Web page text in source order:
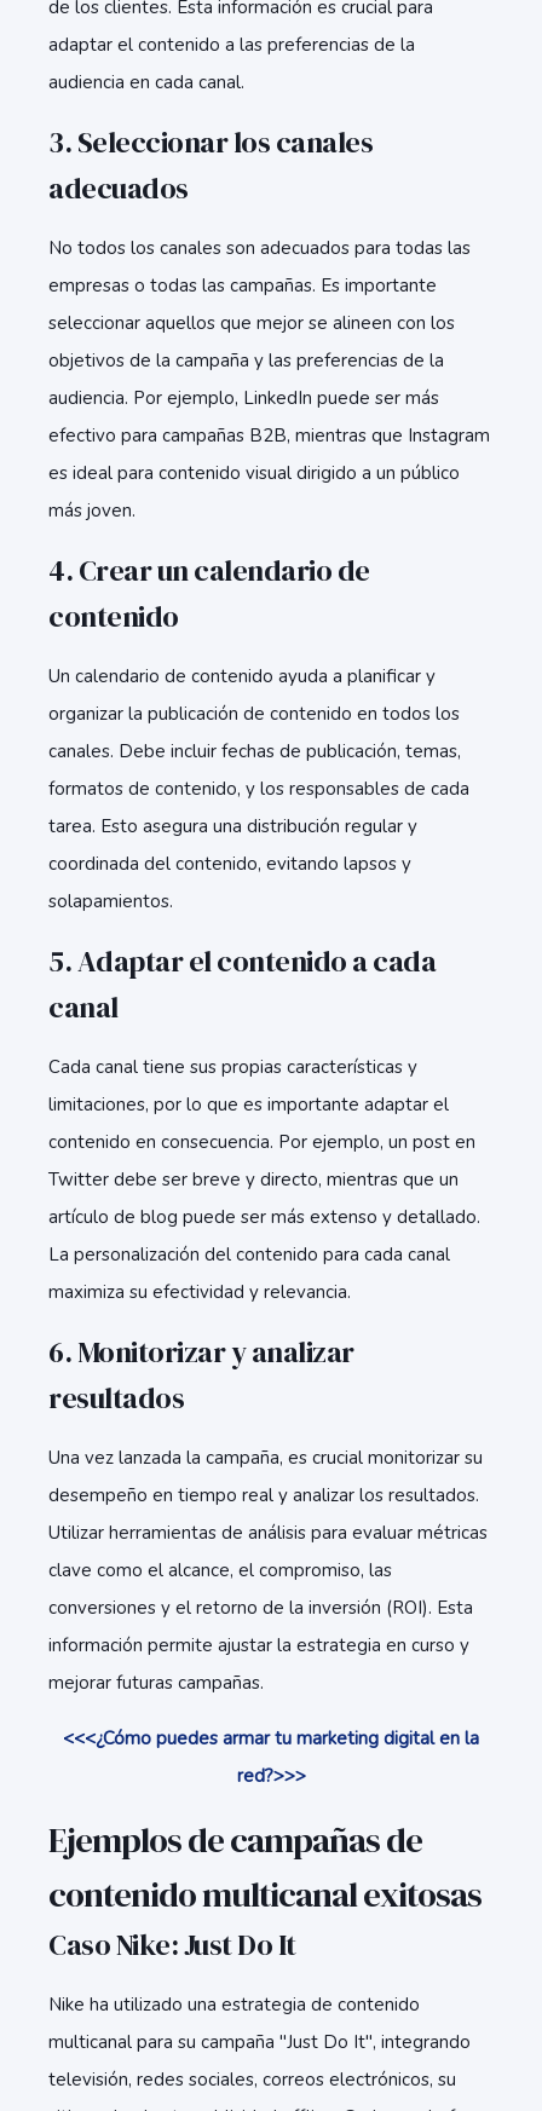
de los clientes. Esta información es crucial para
adaptar el contenido a las preferencias de la
audiencia en cada canal.
3. Seleccionar los canales
adecuados
No todos los canales son adecuados para todas las
empresas o todas las campañas. Es importante
seleccionar aquellos que mejor se alineen con los
objetivos de la campaña y las preferencias de la
audiencia. Por ejemplo, LinkedIn puede ser más
efectivo para campañas B2B, mientras que Instagram
es ideal para contenido visual dirigido a un público
más joven.
4. Crear un calendario de
contenido
Un calendario de contenido ayuda a planificar y
organizar la publicación de contenido en todos los
canales. Debe incluir fechas de publicación, temas,
formatos de contenido, y los responsables de cada
tarea. Esto asegura una distribución regular y
coordinada del contenido, evitando lapsos y
solapamientos.
5. Adaptar el contenido a cada
canal
Cada canal tiene sus propias características y
limitaciones, por lo que es importante adaptar el
contenido en consecuencia. Por ejemplo, un post en
Twitter debe ser breve y directo, mientras que un
artículo de blog puede ser más extenso y detallado.
La personalización del contenido para cada canal
maximiza su efectividad y relevancia.
6. Monitorizar y analizar
resultados
Una vez lanzada la campaña, es crucial monitorizar su
desempeño en tiempo real y analizar los resultados.
Utilizar herramientas de análisis para evaluar métricas
clave como el alcance, el compromiso, las
conversiones y el retorno de la inversión (ROI). Esta
información permite ajustar la estrategia en curso y
mejorar futuras campañas.
<<<¿Cómo puedes armar tu marketing digital en la
red?>>>
Ejemplos de campañas de
contenido multicanal exitosas
Caso Nike: Just Do It
Nike ha utilizado una estrategia de contenido
multicanal para su campaña "Just Do It", integrando
televisión, redes sociales, correos electrónicos, su